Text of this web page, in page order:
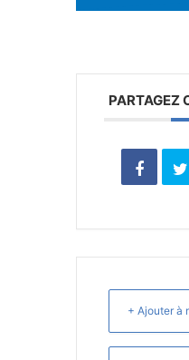
PARTAGEZ
+ Ajouter à